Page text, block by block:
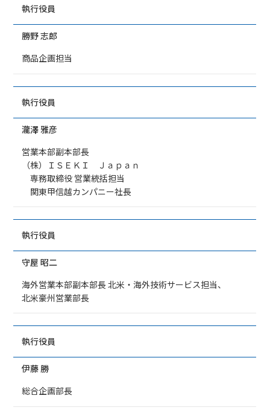
執行役員
勝野 志郎
商品企画担当
執行役員
瀧澤 雅彦
営業本部副本部長
（株）ＩＳＥＫＩ Ｊａｐａｎ
専務取締役 営業統括担当
関東甲信越カンパニー社長
執行役員
守屋 昭二
海外営業本部副本部長 北米・海外技術サービス担当、
北米豪州営業部長
執行役員
伊藤 勝
総合企画部長